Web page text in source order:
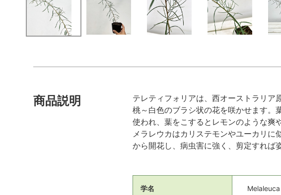
商品説明
テレティフォリアは、西オーストラリア
桃～白色のブラシ状の花を咲かせます。
使われ、葉をこするとレモンのような爽
メラレウカはカリステモンやユーカリ
から開花し、病虫害に強く、剪定すれば
学名